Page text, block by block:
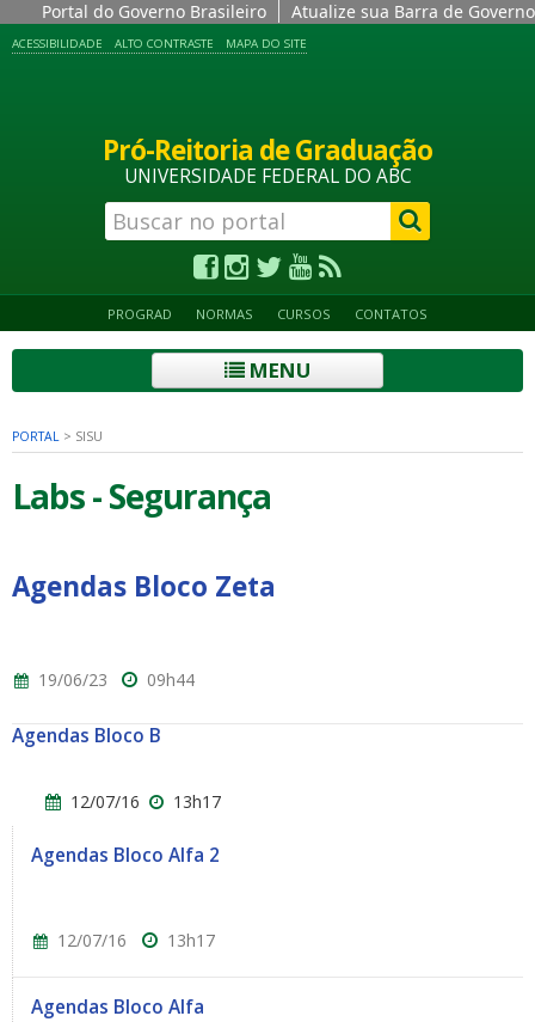
Portal do Governo Brasileiro Atualize sua Barra de Governo
ACESSIBILIDADE ALTO CONTRASTE MAPA DO SITE
Pró-Reitoria de Graduação
UNIVERSIDADE FEDERAL DO ABC
PROGRAD NORMAS CURSOS CONTATOS
MENU
PORTAL > SISU
Labs - Segurança
Agendas Bloco Zeta
19/06/23 09h44
Agendas Bloco B
12/07/16 13h17
Agendas Bloco Alfa 2
12/07/16 13h17
Agendas Bloco Alfa